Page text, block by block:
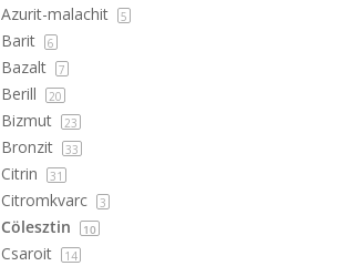
Azurit-malachit 5
Barit 6
Bazalt 7
Berill 20
Bizmut 23
Bronzit 33
Citrin 31
Citromkvarc 3
Cölesztin 10
Csaroit 14